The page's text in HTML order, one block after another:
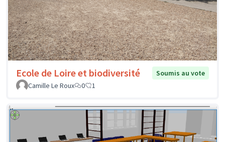
Ecole de Loire et biodiversité
Soumis au vote
Camille Le Roux
0 1